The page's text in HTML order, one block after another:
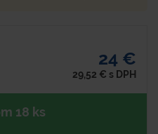
24 €
29,52 € s DPH
18 ks